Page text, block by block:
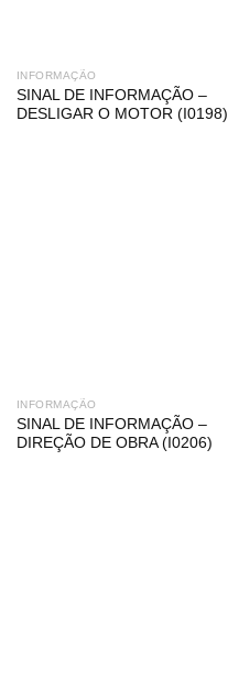
INFORMAÇÃO
SINAL DE INFORMAÇÃO –
DESLIGAR O MOTOR (I0198)
INFORMAÇÃO
SINAL DE INFORMAÇÃO –
DIREÇÃO DE OBRA (I0206)